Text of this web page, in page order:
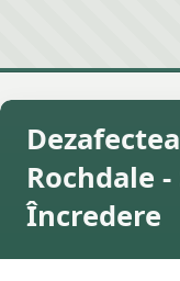
Rochdale
Încredere